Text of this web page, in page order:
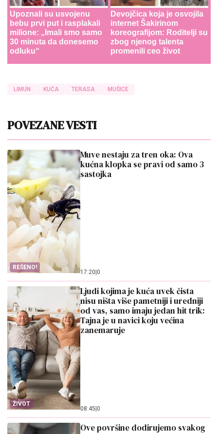
Upoznali su usvojenu
bebu prvi put i rasplakali
milione: „Imali smo samo
30 minuta da donesemo
odluku“
Devojčica koja je osvojila
internet Šakirinom
koreografijom: Roditelji su
zbog njenog talenta
promenili ceo život
LIMUN KUĆA TERASA MUŠICE
POVEZANE VESTI
REŠENO!
Muve nestaju za tren oka: Ova
kućna klopka se pravi od samo 3
sastojka
17:20 0
ŽIVOT
Ljudi kojima je kuća uvek čista
nisu ništa više pametniji i uredniji
od vas, samo imaju jedan hit trik:
Tajna je u navici koju većina
zanemaruje
08:45 0
Ove površine dodirujemo svakog